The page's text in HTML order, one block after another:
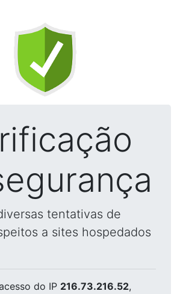
tentativas de
a sites hospedados
do IP 216.73.216.52,